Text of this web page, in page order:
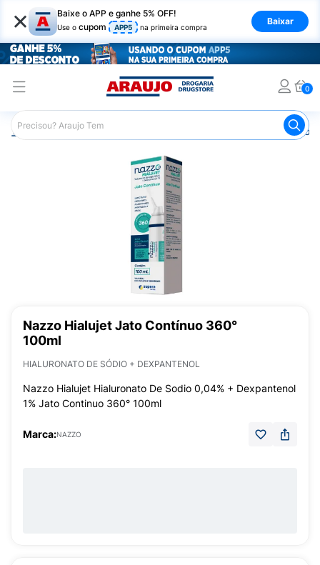
× Baixe o APP e ganhe 5% OFF!
Use o cupom APP5 na primeira compra
Baixar
0
Araujo Medicamentos Remédio para Gripe e Resfriado
Nazzo Hialujet Jato Contínuo 360°
100ml
HIALURONATO DE SÓDIO + DEXPANTENOL
Nazzo Hialujet Hialuronato De Sodio 0,04% + Dexpantenol
1% Jato Continuo 360° 100ml
Marca:NAZZO